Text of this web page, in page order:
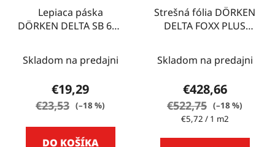
Lepiaca páska
DÖRKEN DELTA SB 60 -
Skladom na predajni
€19,29
€23,53 (–18 %)
DO KOŠÍKA
Strešná fólia DÖRKEN
DELTA FOXX PLUS
Skladom na predajni
€428,66
€522,75 (–18 %)
Jednotková
€5,72 / 1 m2